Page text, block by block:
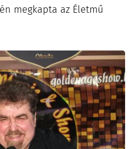
megkapta az Életmű